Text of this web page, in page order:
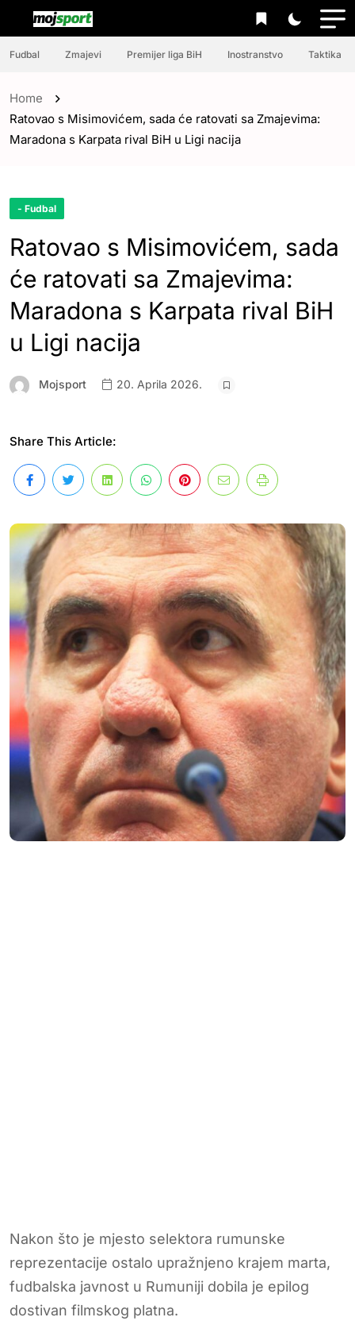
Fudbal Zmajevi Premijer liga BiH Inostranstvo Taktika
Home
Ratovao s Misimovićem, sada će ratovati sa Zmajevima:
Maradona s Karpata rival BiH u Ligi nacija
- Fudbal
Ratovao s Misimovićem, sada
će ratovati sa Zmajevima:
Maradona s Karpata rival BiH
u Ligi nacija
Mojsport 20. Aprila 2026.
Share This Article:
Nakon što je mjesto selektora rumunske
reprezentacije ostalo upražnjeno krajem marta,
fudbalska javnost u Rumuniji dobila je epilog
dostivan filmskog platna.